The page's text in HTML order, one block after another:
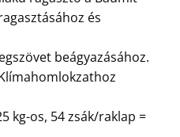
és
beágyazásához.
kg-os, 54 zsák/raklap =